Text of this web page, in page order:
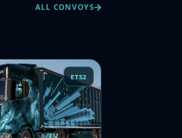
ALL CONVOYS
ETS2